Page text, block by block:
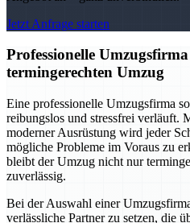
Jetzt Anfrage starten
Professionelle
termingerechten Umzug
Eine professionelle Umzugsfirma
reibungslos und stressfrei verläuft.
moderner Ausrüstung wird jeder
mögliche Probleme im Voraus zu
bleibt der Umzug nicht nur
zuverlässig.
Bei der Auswahl einer
verlässliche Partner zu setzen, die